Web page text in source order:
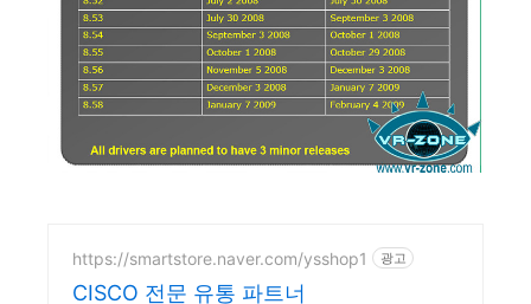
https://smartstore.naver.com/ysshop1 광고
CISCO 전문 유통 파트너